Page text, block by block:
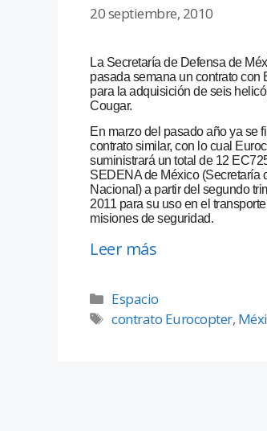
20 septiembre, 2010
La Secretaría de Defensa de
pasada semana un contrato con
para la adquisición de seis
Cougar.
En marzo del pasado año ya se
contrato similar, con lo cual
suministrará un total de 12
SEDENA de México (Secretaría
Nacional) a partir del segundo
2011 para su uso en el
misiones de seguridad.
Leer más
Espacio
contrato Eurocopter,